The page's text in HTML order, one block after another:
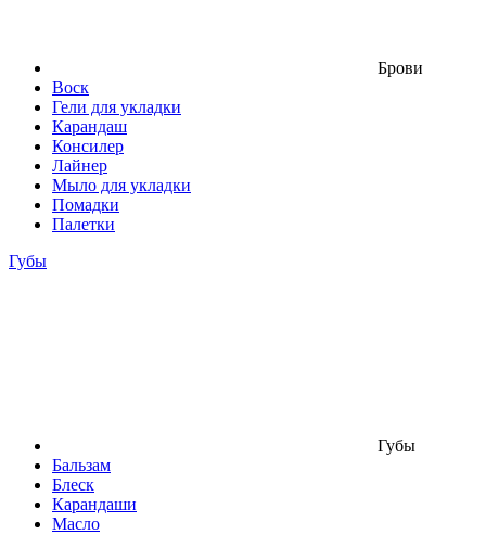
Брови
Воск
Гели для укладки
Карандаш
Консилер
Лайнер
Мыло для укладки
Помадки
Палетки
Губы
Губы
Бальзам
Блеск
Карандаши
Масло